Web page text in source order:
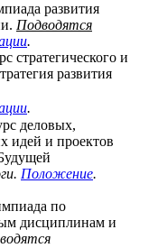
развития
Подводятся
.
стратегического и
развития
.
деловых,
идей и проектов
Положение.
по
дисциплинам и